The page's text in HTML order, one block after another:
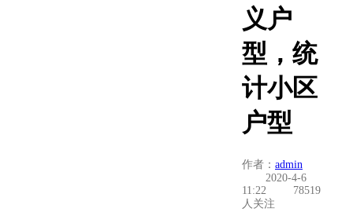
义户
型，统
计小区
户型
作者： admin
2020-4-6
11:22
78519
人关注